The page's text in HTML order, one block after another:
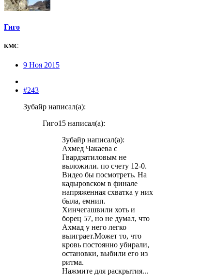
Гиго
КМС
9 Ноя 2015
#243
Зубайр написал(а):
Гиго15 написал(а):
Зубайр написал(а):
Ахмед Чакаева с
Гвардзатиловым не
выложили. по счету 12-0.
Видео бы посмотреть. На
кадыровском в финале
напряженная схватка у них
была, емнип.
Хинчегашвили хоть и
борец 57, но не думал, что
Ахмад у него легко
выиграет.Может то, что
кровь постоянно убирали,
остановки, выбили его из
ритма.
Нажмите для раскрытия...